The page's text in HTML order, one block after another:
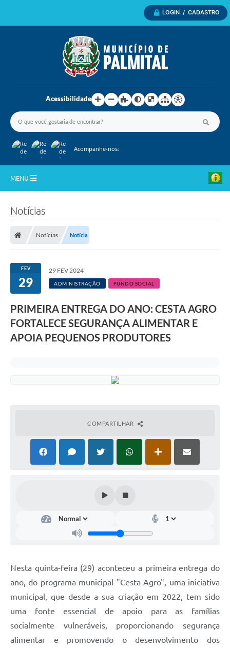
LOGIN / CADASTRO
Acessibilidade
Acompanhe-nos:
MENU
Departamentos
Câmara Municipal
Notícias
Notícias Notícia
FEV
29
29 FEV 2024
ADMINISTRAÇÃO FUNDO SOCIAL
PRIMEIRA ENTREGA DO ANO: CESTA AGRO
FORTALECE SEGURANÇA ALIMENTAR E
APOIA PEQUENOS PRODUTORES
COMPARTILHAR
Nesta quinta-feira (29) aconteceu a primeira entrega do
ano, do programa municipal "Cesta Agro", uma iniciativa
municipal, que desde a sua criação em 2022, tem sido
uma fonte essencial de apoio para as famílias
socialmente vulneráveis, proporcionando segurança
alimentar e promovendo o desenvolvimento dos